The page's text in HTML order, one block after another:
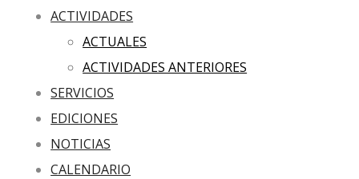
ACTIVIDADES
ACTUALES
ACTIVIDADES ANTERIORES
SERVICIOS
EDICIONES
NOTICIAS
CALENDARIO